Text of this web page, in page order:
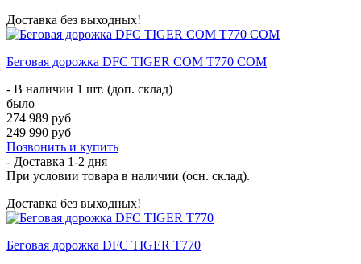
Доставка без выходных!
Беговая дорожка DFC TIGER COM T770 COM
- В наличии 1 шт. (доп. склад)
было
274 989 руб
249 990 руб
Позвонить и купить
- Доставка 1-2 дня
При условии товара в наличии (осн. склад).
Доставка без выходных!
Беговая дорожка DFC TIGER T770